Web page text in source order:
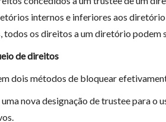
internos e inferiores aos
todos os direitos a um diretório
de direitos
dois métodos de bloquear
uma nova designação de trustee para